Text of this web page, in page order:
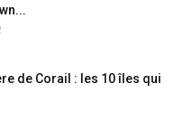
de Corail : les 10 îles qui